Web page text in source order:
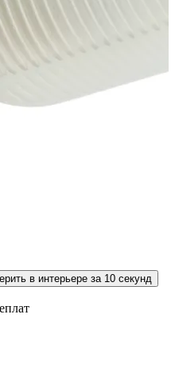
в интерьере за 10 секунд